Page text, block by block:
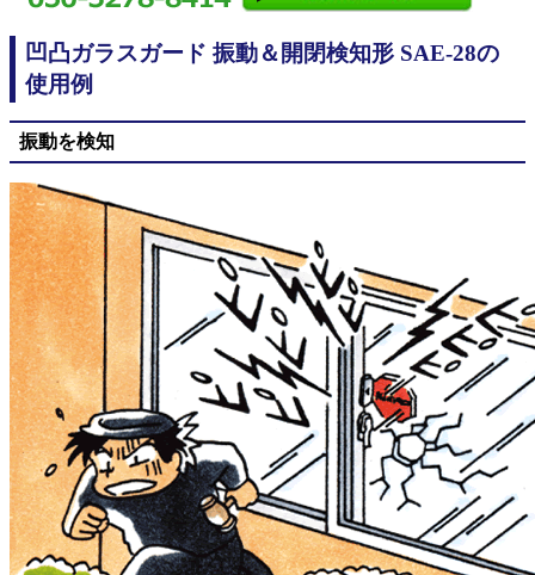
凹凸ガラスガード 振動＆開閉検知形 SAE-28の
使用例
振動を検知